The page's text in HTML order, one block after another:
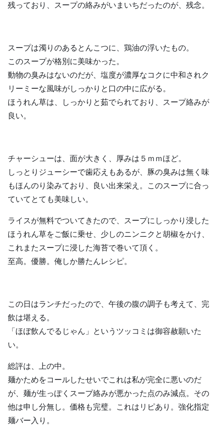
残っており、スープの絡みがいまいちだったのが、残念。
スープは濁りのあるとんこつに、鶏油の浮いたもの。
このスープが格別に美味かった。
動物の臭みはないのだが、塩度が濃厚なコクに中和されク
リーミーな風味がしっかりと口の中に広がる。
ほうれん草は、しっかりと茹でられており、スープ絡みが
良い。
チャーシューは、面が大きく、厚みは５ｍｍほど。
しっとりジューシーで歯応えもあるが、豚の臭みは無く味
もほんのり染みており、良い出来栄え。このスープに合っ
ていてとても美味しい。
ライスが無料でついてきたので、スープにしっかり浸した
ほうれん草をご飯に乗せ、少しのニンニクと胡椒をかけ、
これまたスープに浸した海苔で巻いて頂く。
至高。優勝。俺しか勝たんレシピ。
この日はランチだったので、午後の腹の調子も考えて、完
飲は堪える。
「ほぼ飲んでるじゃん」というツッコミは御容赦願いた
い。
総評は、上の中。
麺かためをコールしたせいでこれは私が完全に悪いのだ
が、麺が生っぽくスープ絡みが悪かった点のみ減点。その
他は申し分無し。価格も完璧。これはリピあり。強化指定
麺バー入り。